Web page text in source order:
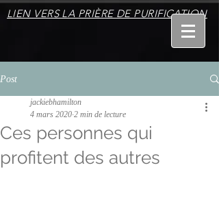
LIEN VERS LA PRIÈRE DE PURIFICATION
Post
Ces personnes qui
profitent des autres
jackiebhamilton
4 mars 2020 2 min de lecture